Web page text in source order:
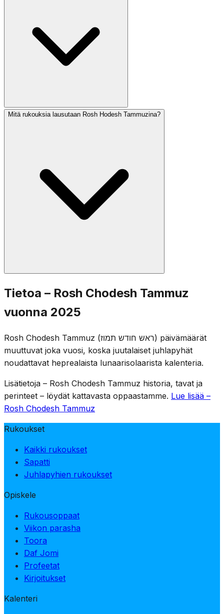
kultaisen vasikan synti ja Mooseksen ensimmäisten
laintaulujen rikkominen tapahtuivat tämän kuukauden
Mitä rukouksia lausutaan Rosh Hodesh Tammuzina?
Tavanomaiset Rosh Hodesh -rukoukset lausutaan:
puolikas Hallel, Ya'ale V'Yavo, Toora-luku ja Musaf.
Vaikka Rosh Hodesh itsessään on iloinen päivä, yhteisö
alkaa myöhemmin kuussa tammuzin 17. päivänä.
Tietoa – Rosh Chodesh Tammuz
vuonna 2025
Rosh Chodesh Tammuz (ראש חודש תמוז) päivämäärät
muuttuvat joka vuosi, koska juutalaiset juhlapyhät
noudattavat heprealaista lunaarisolaarista kalenteria.
Lisätietoja – Rosh Chodesh Tammuz historia, tavat ja
perinteet – löydät kattavasta oppaastamme. Lue lisää –
Rosh Chodesh Tammuz
Rukoukset
Kaikki rukoukset
Sapatti
Juhlapyhien rukoukset
Opiskele
Rukousoppaat
Viikon parasha
Toora
Daf Jomi
Profeetat
Kirjoitukset
Kalenteri